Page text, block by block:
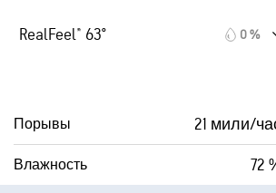
Видимость 6
RealFeel® 63° 0 %
Порывы 21 мили/
Влажность 72